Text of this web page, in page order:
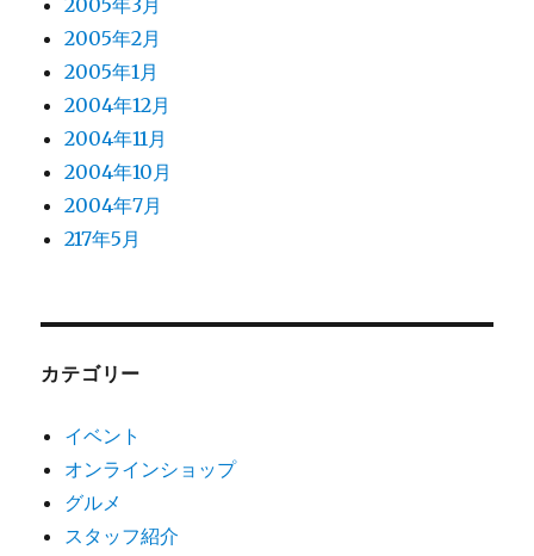
2005年3月
2005年2月
2005年1月
2004年12月
2004年11月
2004年10月
2004年7月
217年5月
カテゴリー
イベント
オンラインショップ
グルメ
スタッフ紹介